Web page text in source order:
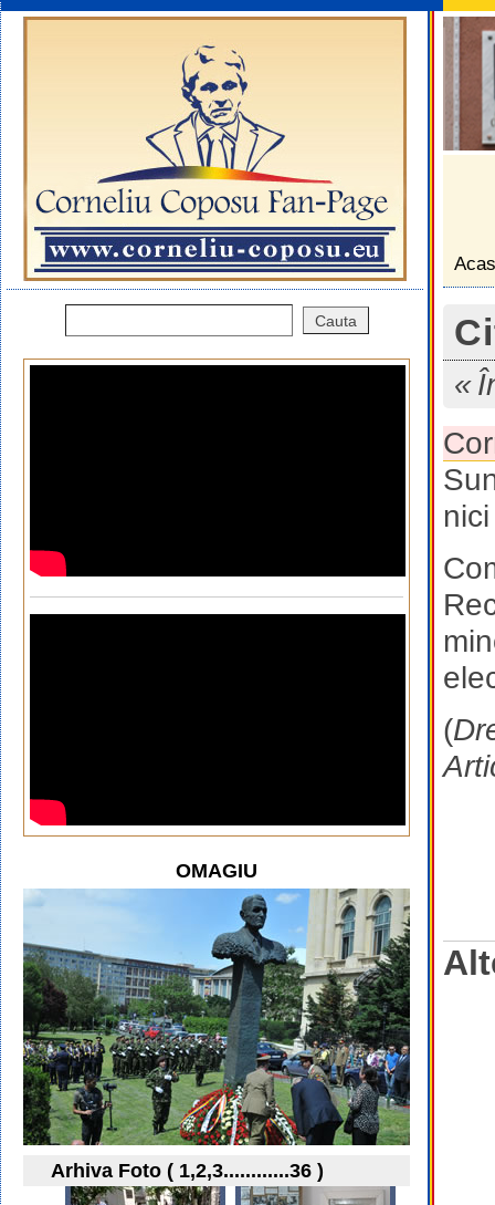
(
OMAGIU
Arhiva Foto ( 1,2,3............36 )